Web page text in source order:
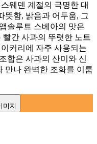
웨덴 계절의 극명한 대
뜻함, 밝음과 어두움, 그
솔루트 스베아의 맛은
간 사과의 뚜렷한 노트
커리에 자주 사용되는
합은 사과의 산미와 신
만나 완벽한 조화를 이룹
미지